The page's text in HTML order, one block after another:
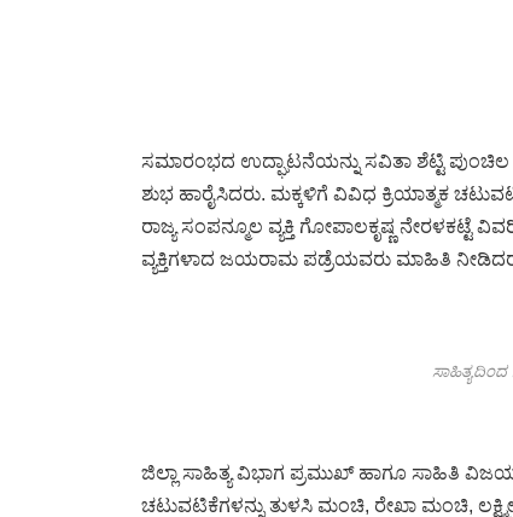
ಸಮಾರಂಭದ ಉದ್ಘಾಟನೆಯನ್ನು ಸವಿತಾ ಶೆಟ್ಟಿ ಪುಂಚಿಲ
ಶುಭ ಹಾರೈಸಿದರು. ಮಕ್ಕಳಿಗೆ ವಿವಿಧ ಕ್ರಿಯಾತ್ಮಕ
ರಾಜ್ಯ ಸಂಪನ್ಮೂಲ ವ್ಯಕ್ತಿ ಗೋಪಾಲಕೃಷ್ಣ
ವ್ಯಕ್ತಿಗಳಾದ ಜಯರಾಮ ಪಡ್ರೆಯವರು ಮಾಹಿತಿ
ಸಾಹಿತ್ಯದಿಂದ
ಜಿಲ್ಲಾ ಸಾಹಿತ್ಯ ವಿಭಾಗ ಪ್ರಮುಖ್ ಹಾಗೂ ಸಾಹಿತಿ
ಚಟುವಟಿಕೆಗಳನ್ನು ತುಳಸಿ ಮಂಚಿ, ರೇಖಾ ಮಂಚಿ,